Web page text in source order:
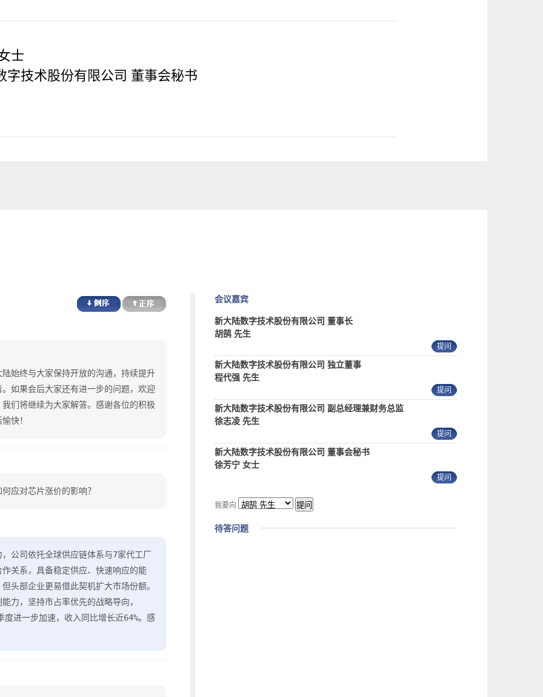
士
字技术股份有限公司 董事会秘书
终与大家保持开放的沟通，持续提升
如果会后大家还有进一步的问题，欢迎
们将继续为大家解答。感谢各位的积极
快！
应对芯片涨价的影响？
公司依托全球供应链体系与7家代工厂
关系，具备稳定供应、快速响应的能
头部企业更易借此契机扩大市场份额。
力，坚持市占率优先的战略导向，
进一步加速，收入同比增长近64%。感
会议嘉宾
新大陆数字技术股份有限公司 董事长
胡鹄 先生
提问
新大陆数字技术股份有限公司 独立董事
程代强 先生
提问
新大陆数字技术股份有限公司 副总经理兼财务总监
徐志凌 先生
提问
新大陆数字技术股份有限公司 董事会秘书
徐芳宁 女士
提问
我要向
待答问题